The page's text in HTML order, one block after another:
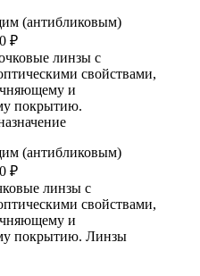
(антибликовым)
₽
линзы с
свойствами,
и
покрытию.
(антибликовым)
₽
линзы с
свойствами,
и
покрытию. Линзы